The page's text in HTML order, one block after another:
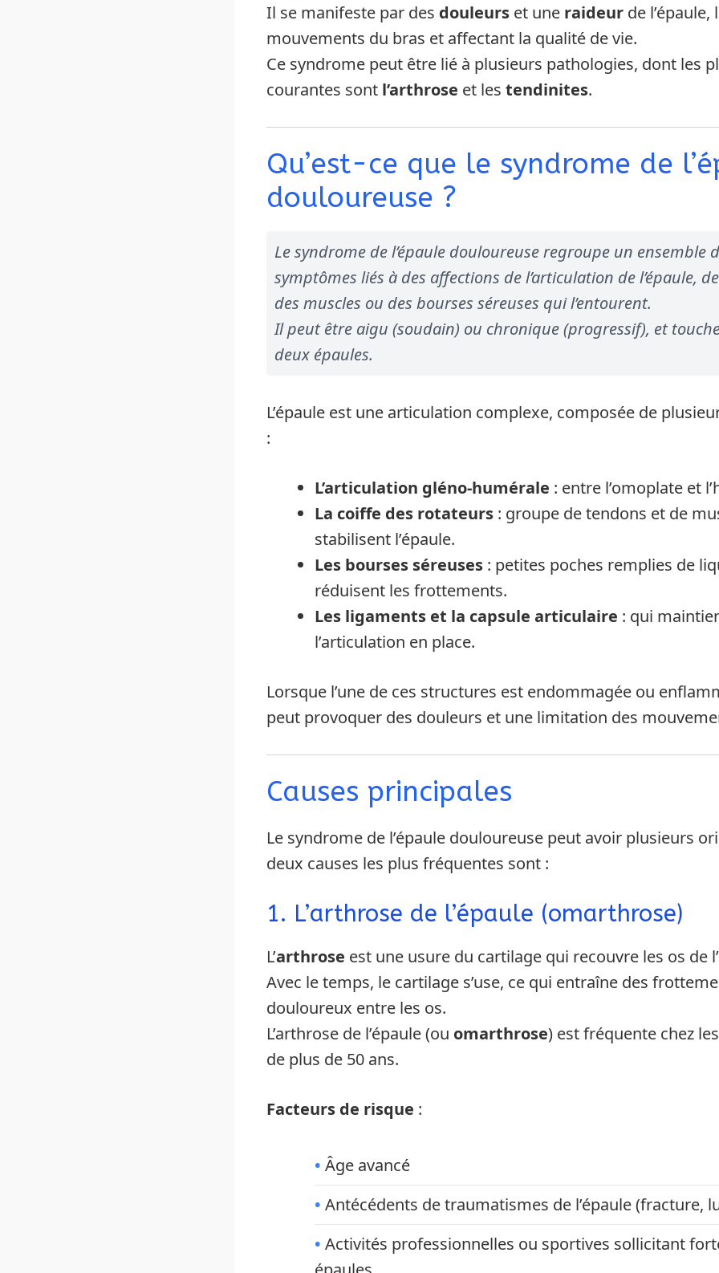
Il se manifeste par des douleurs et une raideur de
mouvements du bras et affectant la qualité de vie.
Ce syndrome peut être lié à plusieurs pathologies, dont les
courantes sont l’arthrose et les tendinites.
Qu’est-ce que le syndrome de
douloureuse ?
Le syndrome de l’épaule douloureuse regroupe un ensemble
symptômes liés à des affections de l’articulation de l’épaule,
des muscles ou des bourses séreuses qui l’entourent.
Il peut être aigu (soudain) ou chronique (progressif), et
deux épaules.
L’épaule est une articulation complexe, composée de
:
L’articulation gléno-humérale : entre l’omoplate et
La coiffe des rotateurs : groupe de tendons et de
stabilisent l’épaule.
Les bourses séreuses : petites poches remplies de
réduisent les frottements.
Les ligaments et la capsule articulaire : qui
l’articulation en place.
Lorsque l’une de ces structures est endommagée ou
peut provoquer des douleurs et une limitation des
Causes principales
Le syndrome de l’épaule douloureuse peut avoir plusieurs
deux causes les plus fréquentes sont :
1. L’arthrose de l’épaule (omarthrose)
L’arthrose est une usure du cartilage qui recouvre les os de
Avec le temps, le cartilage s’use, ce qui entraîne des
douloureux entre les os.
L’arthrose de l’épaule (ou omarthrose) est fréquente chez
de plus de 50 ans.
Facteurs de risque :
Âge avancé
Antécédents de traumatismes de l’épaule (fracture,
Activités professionnelles ou sportives sollicitant